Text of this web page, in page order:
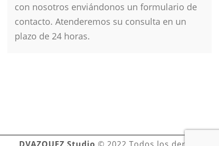
con nosotros enviándonos un formulario de
contacto. Atenderemos su consulta en un
plazo de 24 horas.